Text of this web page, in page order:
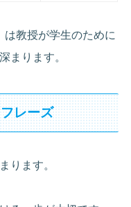
は教授が学生のために
まります。
レーズ
ります。